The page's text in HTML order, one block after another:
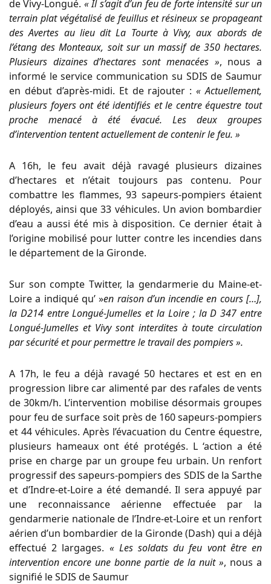
de Vivy-Longué. « Il s’agit d’un feu de forte intensité sur un
terrain plat végétalisé de feuillus et résineux se propageant
des Avertes au lieu dit La Tourte à Vivy, aux abords de
l’étang des Monteaux, soit sur un massif de 350 hectares.
Plusieurs dizaines d’hectares sont menacées », nous a
informé le service communication su SDIS de Saumur
en début d’après-midi. Et de rajouter :« Actuellement,
plusieurs foyers ont été identifiés et le centre équestre tout
proche menacé à été évacué. Les deux groupes
d’intervention tentent actuellement de contenir le feu. »
A 16h, le feu avait déjà ravagé plusieurs dizaines
d’hectares et n’était toujours pas contenu. Pour
combattre les flammes, 93 sapeurs-pompiers étaient
déployés, ainsi que 33 véhicules. Un avion bombardier
d’eau a aussi été mis à disposition. Ce dernier était à
l’origine mobilisé pour lutter contre les incendies dans
le département de la Gironde.
Sur son compte Twitter, la gendarmerie du Maine-et-
Loire a indiqué qu’ »en raison d’un incendie en cours […],
la D214 entre Longué-Jumelles et la Loire ; la D 347 entre
Longué-Jumelles et Vivy sont interdites à toute circulation
par sécurité et pour permettre le travail des pompiers ».
A 17h, le feu a déjà ravagé 50 hectares et est en en
progression libre car alimenté par des rafales de vents
de 30km/h. L’intervention mobilise désormais groupes
pour feu de surface soit près de 160 sapeurs-pompiers
et 44 véhicules. Après l’évacuation du Centre équestre,
plusieurs hameaux ont été protégés. L ‘action a été
prise en charge par un groupe feu urbain. Un renfort
progressif des sapeurs-pompiers des SDIS de la Sarthe
et d’Indre-et-Loire a été demandé. Il sera appuyé par
une reconnaissance aérienne effectuée par la
gendarmerie nationale de l’Indre-et-Loire et un renfort
aérien d’un bombardier de la Gironde (Dash) qui a déjà
effectué 2 largages. « Les soldats du feu vont être en
intervention encore une bonne partie de la nuit », nous a
signifié le SDIS de Saumur